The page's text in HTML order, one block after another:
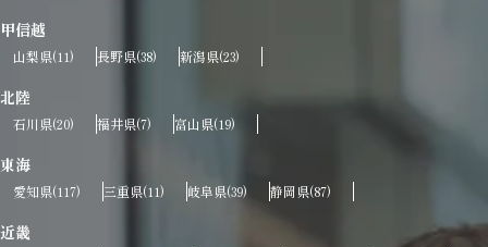
甲信越
山梨県(11) 長野県(38) 新潟県(23)
北陸
石川県(20) 福井県(7) 富山県(19)
東海
愛知県(117) 三重県(11) 岐阜県(39) 静岡県(87)
近畿